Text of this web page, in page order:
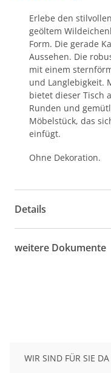
Erlebe den
geöltem
Form. Die gerade
Aussehen. Die
mit einem
und Langlebigkeit.
bietet dieser Tisch
Runden und
Möbelstück, das
einfügt.
Ohne Dekoration.
Details
weitere Dokumente
WIR SIND FÜR SIE DA